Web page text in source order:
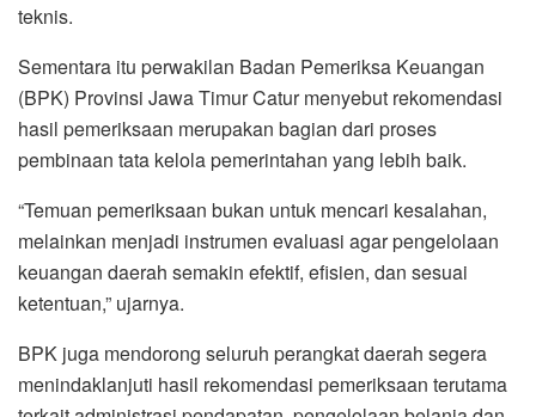
teknis.
Sementara itu perwakilan Badan Pemeriksa Keuangan
(BPK) Provinsi Jawa Timur Catur menyebut rekomendasi
hasil pemeriksaan merupakan bagian dari proses
pembinaan tata kelola pemerintahan yang lebih baik.
“Temuan pemeriksaan bukan untuk mencari kesalahan,
melainkan menjadi instrumen evaluasi agar pengelolaan
keuangan daerah semakin efektif, efisien, dan sesuai
ketentuan,” ujarnya.
BPK juga mendorong seluruh perangkat daerah segera
menindaklanjuti hasil rekomendasi pemeriksaan terutama